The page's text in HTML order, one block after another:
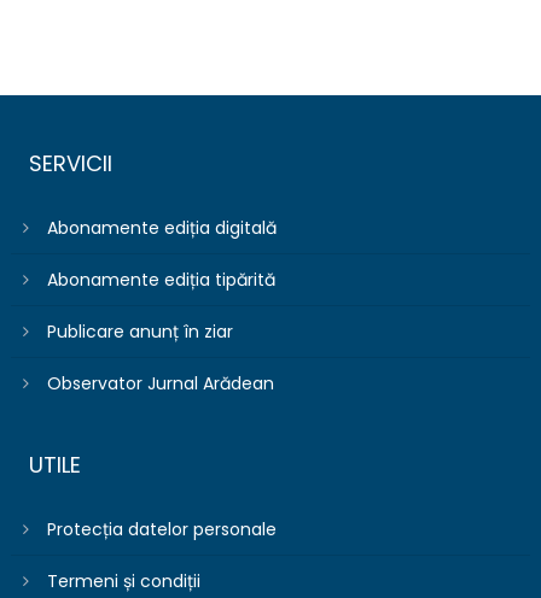
SERVICII
Abonamente ediția digitală
Abonamente ediția tipărită
Publicare anunț în ziar
Observator Jurnal Arădean
UTILE
Protecția datelor personale
Termeni și condiții